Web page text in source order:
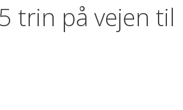
trin på vejen til